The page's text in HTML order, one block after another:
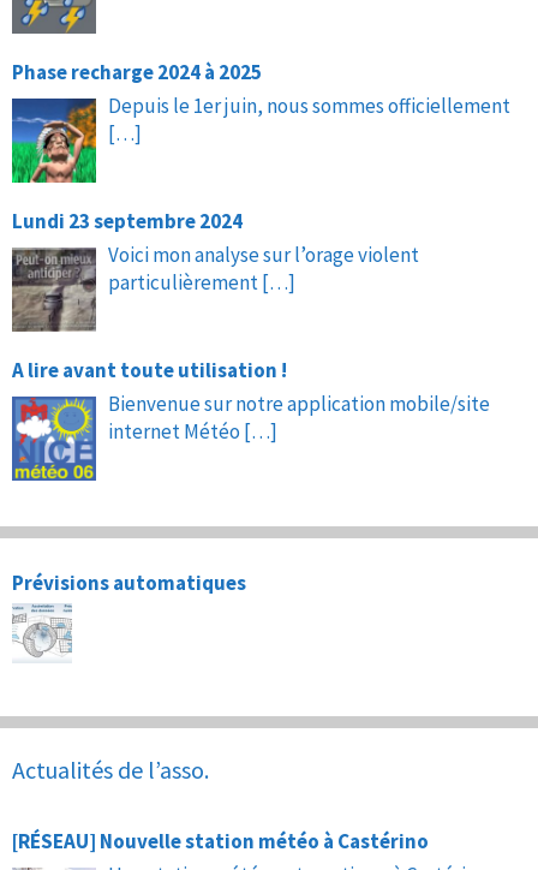
Phase recharge 2024 à 2025
Depuis le 1er juin, nous sommes officiellement
[…]
Lundi 23 septembre 2024
Voici mon analyse sur l’orage violent
particulièrement[…]
A lire avant toute utilisation !
Bienvenue sur notre application mobile/site
internet Météo […]
Prévisions automatiques
Actualités de l’asso.
[RÉSEAU] Nouvelle station météo à Castérino